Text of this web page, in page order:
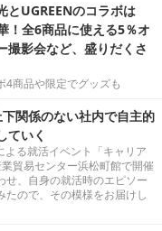
とUGREENのコラボは
！全6商品に使える5％オ
撮影会など、盛りだくさ
4商品や限定でグッズも
関係のない社内で自主的
ていく
る就活イベント「キャリア
貿易センター浜松町館で開催
せ、自身の就活時のエピソー
たので、その模様をお届けし